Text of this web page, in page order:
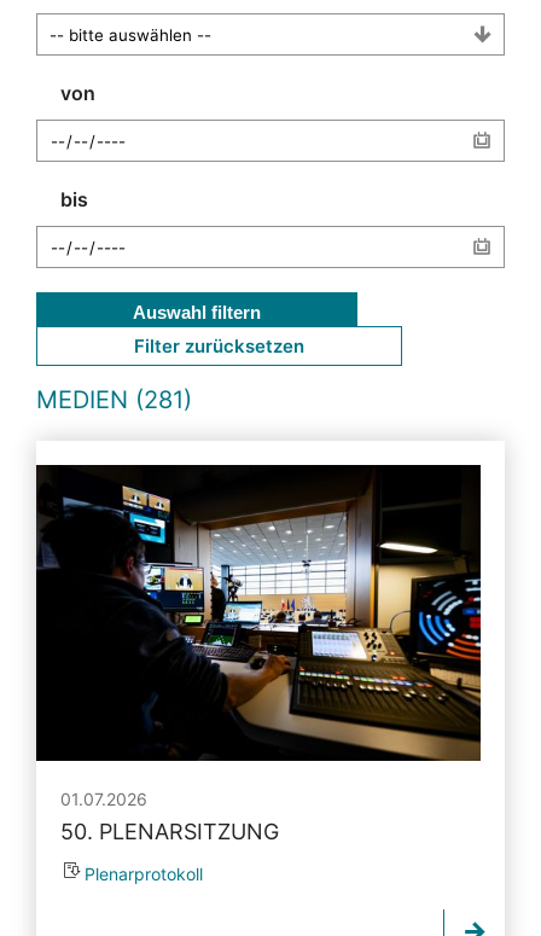
von
bis
Auswahl filtern
Filter zurücksetzen
MEDIEN (281)
01.07.2026
50. PLENARSITZUNG
Plenarprotokoll